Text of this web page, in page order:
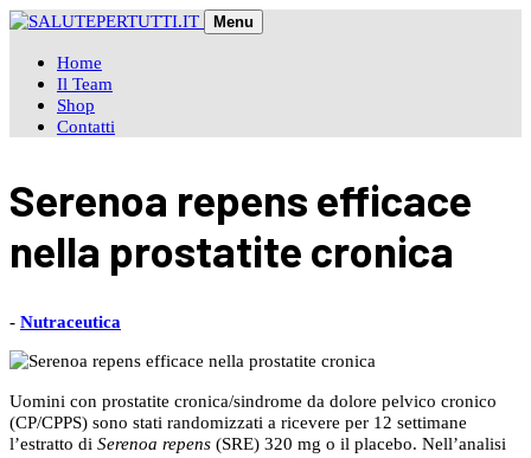
Skip
content
Menu
Home
Il Team
Shop
Contatti
Serenoa repens efficace
nella prostatite cronica
- Nutraceutica
Uomini con prostatite cronica/sindrome da dolore pelvico cronico
(CP/CPPS) sono stati randomizzati a ricevere per 12 settimane
l’estratto di Serenoa repens (SRE) 320 mg o il placebo. Nell’analisi